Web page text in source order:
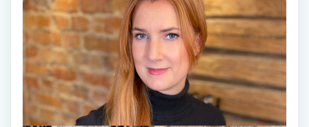
Fransar
Fransborttagning
Fransfärgning